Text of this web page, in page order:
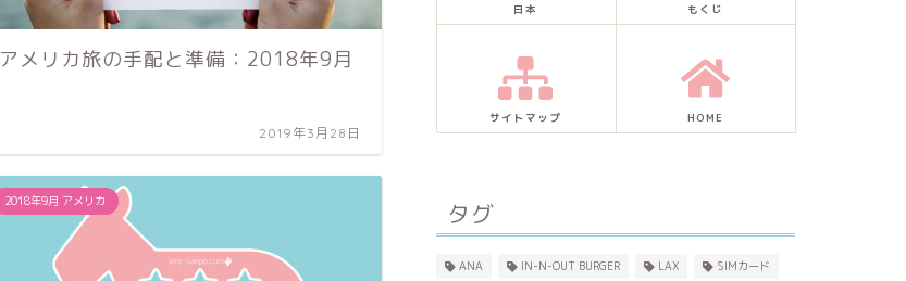
アメリカ旅の手配と準備：2018年9月
2019年3月28日
2018年9月 アメリカ
日本 もくじ
サイトマップ HOME
タグ
ANA IN-N-OUT BURGER LAX
SIMカード